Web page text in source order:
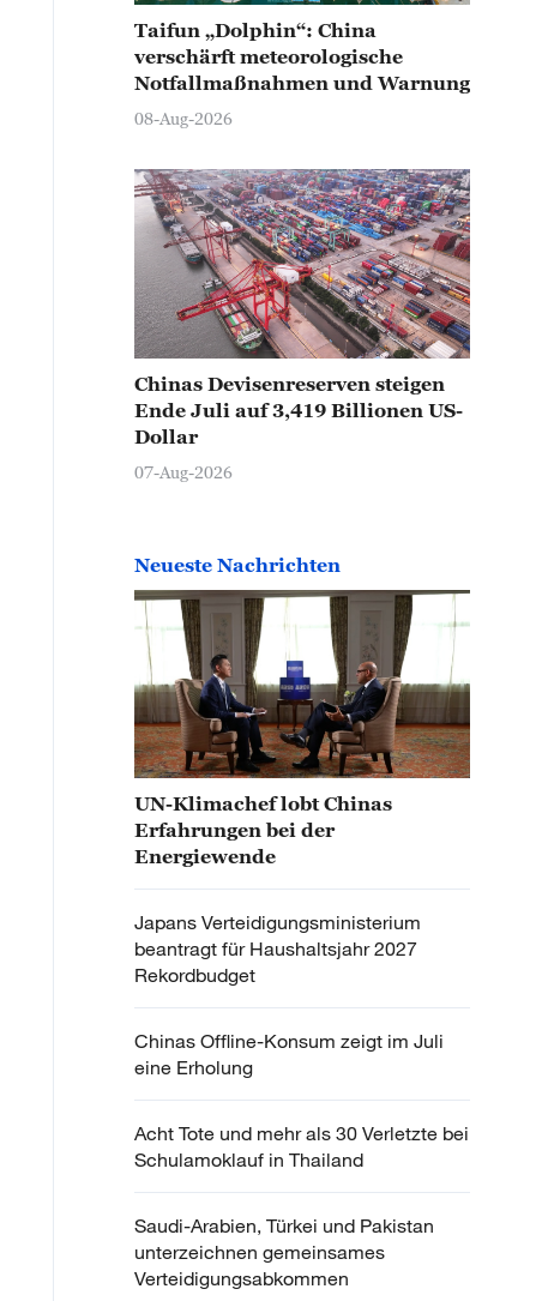
Taifun „Dolphin“: China
verschärft meteorologische
Notfallmaßnahmen und Warnung
08-Aug-2026
Chinas Devisenreserven steigen
Ende Juli auf 3,419 Billionen US-
Dollar
07-Aug-2026
Neueste Nachrichten
UN-Klimachef lobt Chinas
Erfahrungen bei der
Energiewende
Japans Verteidigungsministerium
beantragt für Haushaltsjahr 2027
Rekordbudget
Chinas Offline-Konsum zeigt im Juli
eine Erholung
Acht Tote und mehr als 30 Verletzte bei
Schulamoklauf in Thailand
Saudi-Arabien, Türkei und Pakistan
unterzeichnen gemeinsames
Verteidigungsabkommen